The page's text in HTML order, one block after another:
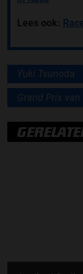
Lees ook:
Yuki Tsunoda
Grand Prix van